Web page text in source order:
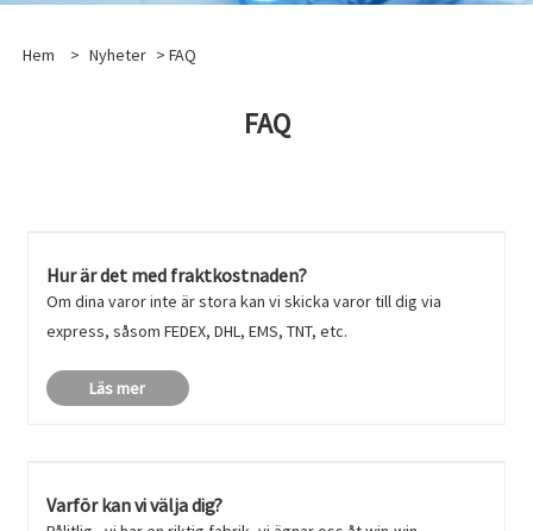
Hem > Nyheter > FAQ
FAQ
Hur är det med fraktkostnaden?
Om dina varor inte är stora kan vi skicka varor till dig via
express, såsom FEDEX, DHL, EMS, TNT, etc.
Läs mer
Varför kan vi välja dig?